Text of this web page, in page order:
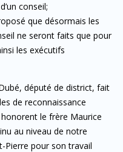
conseil;
que désormais les
ne seront faits que pour
les exécutifs
député de district, fait
de reconnaissance
le frère Maurice
au niveau de notre
Pierre pour son travail